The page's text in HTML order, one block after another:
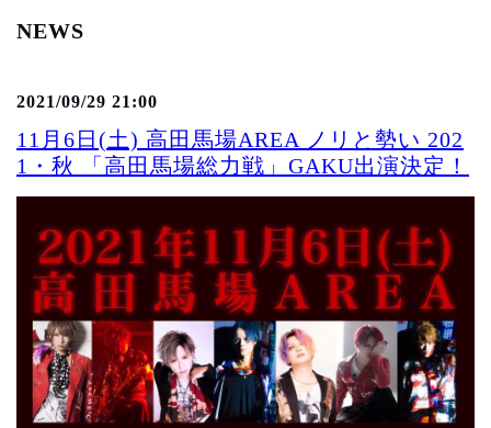
NEWS
2021/09/29 21:00
11月6日(土) 高田馬場AREA ノリと勢い 202
1・秋 「高田馬場総力戦」GAKU出演決定！